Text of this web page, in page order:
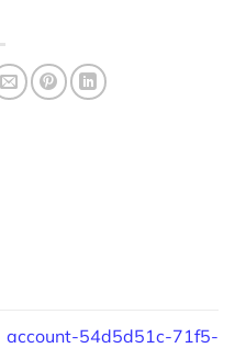
account-54d5d51c-71f5-